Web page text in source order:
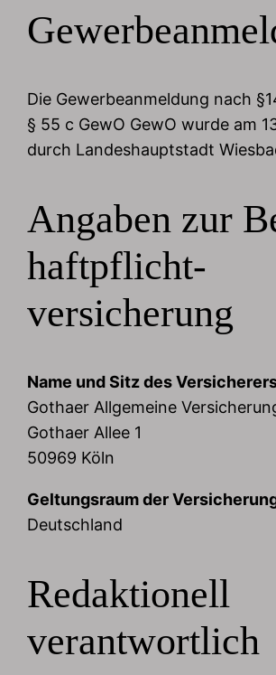
Die Gewerbeanmeldung nach
§ 55 c GewO GewO wurde am
durch Landeshauptstadt
Angaben zur
haftpflicht­
versicherung
Name und Sitz des
Gothaer Allgemeine
Gothaer Allee 1
50969 Köln
Geltungsraum der
Deutschland
Redaktionell
verantwortlich